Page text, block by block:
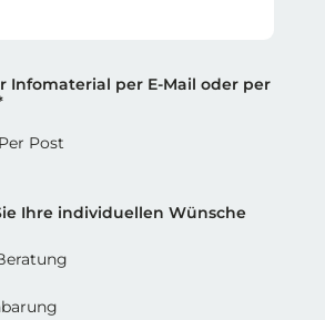
1
Infomaterial per E-Mail oder per
Per Post
2
Ihre individuellen Wünsche